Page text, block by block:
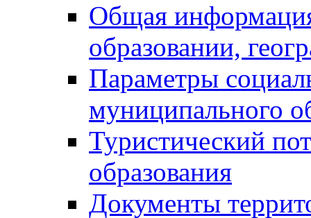
Общая
образовании,
Параметры
муниципального
Туристический
образования
Документы